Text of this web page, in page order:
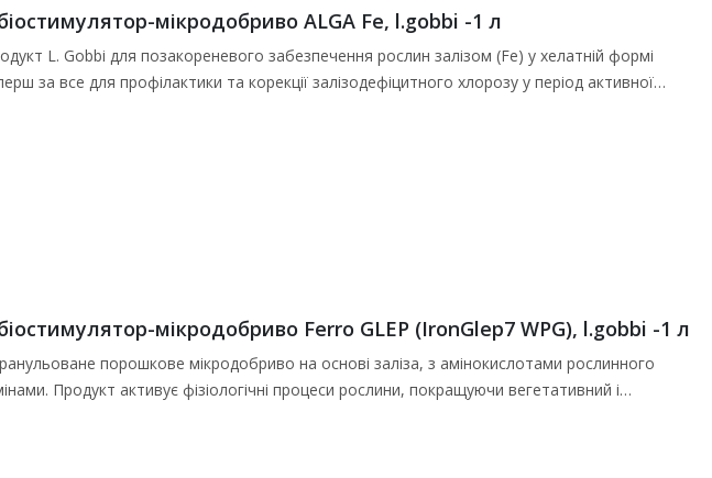
мікродобриво ALGA Fe, l.gobbi -1 л
L. Gobbi для позакореневого забезпечення рослин залізом (Fe) у хелатній формі
за все для профілактики та корекції залізодефіцитного хлорозу у період активної…
мікродобриво Ferro GLEP (IronGlep7 WPG), l.gobbi -1 л
порошкове мікродобриво на основі заліза, з амінокислотами рослинного
Продукт активує фізіологічні процеси рослини, покращуючи вегетативний і